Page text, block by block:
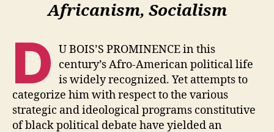
Africanism, Socialism
D U BOIS’S PROMINENCE in this
century’s Afro-American political life
is widely recognized. Yet attempts to
categorize him with respect to the various
strategic and ideological programs constitutive
of black political debate have yielded an